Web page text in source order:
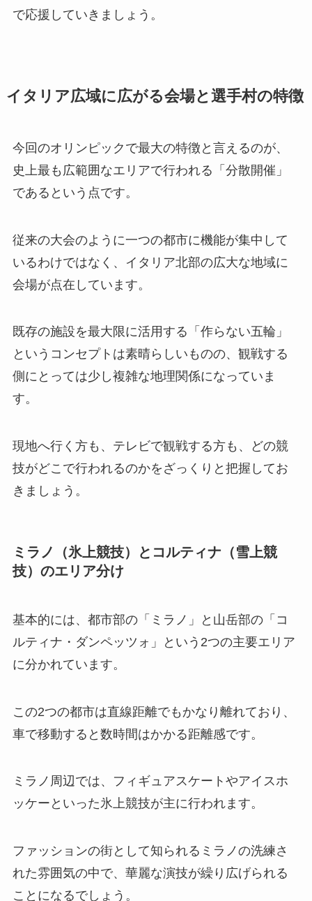
で応援していきましょう。
イタリア広域に広がる会場と選手村の特徴
今回のオリンピックで最大の特徴と言えるのが、
史上最も広範囲なエリアで行われる「分散開催」
であるという点です。
従来の大会のように一つの都市に機能が集中して
いるわけではなく、イタリア北部の広大な地域に
会場が点在しています。
既存の施設を最大限に活用する「作らない五輪」
というコンセプトは素晴らしいものの、観戦する
側にとっては少し複雑な地理関係になっていま
す。
現地へ行く方も、テレビで観戦する方も、どの競
技がどこで行われるのかをざっくりと把握してお
きましょう。
ミラノ（氷上競技）とコルティナ（雪上競
技）のエリア分け
基本的には、都市部の「ミラノ」と山岳部の「コ
ルティナ・ダンペッツォ」という2つの主要エリア
に分かれています。
この2つの都市は直線距離でもかなり離れており、
車で移動すると数時間はかかる距離感です。
ミラノ周辺では、フィギュアスケートやアイスホ
ッケーといった氷上競技が主に行われます。
ファッションの街として知られるミラノの洗練さ
れた雰囲気の中で、華麗な演技が繰り広げられる
ことになるでしょう。